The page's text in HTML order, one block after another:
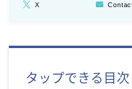
X
タップできる目次